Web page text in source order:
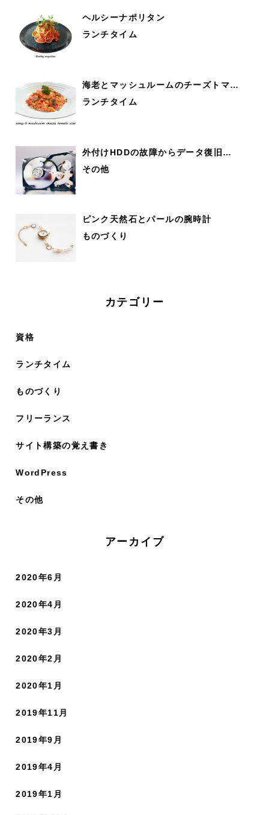
ヘルシーナポリタン
ランチタイム
海老とマッシュルームのチーズトマ…
ランチタイム
外付けHDDの故障からデータ復旧…
その他
ピンク天然石とパールの腕時計
ものづくり
カテゴリー
資格
ランチタイム
ものづくり
フリーランス
サイト構築の覚え書き
WordPress
その他
アーカイブ
2020年6月
2020年4月
2020年3月
2020年2月
2020年1月
2019年11月
2019年9月
2019年4月
2019年1月